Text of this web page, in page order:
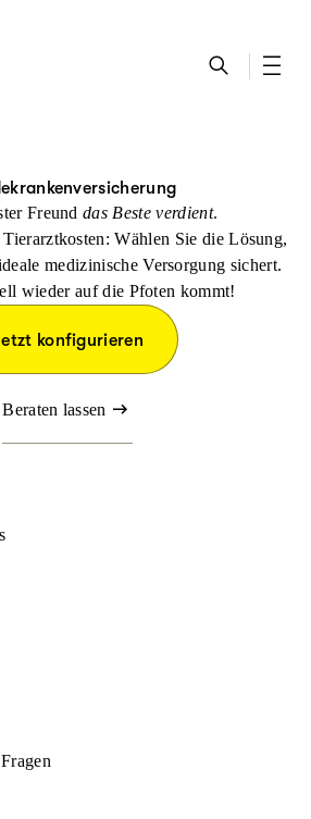
Freunddas Beste verdient.
Wählen Sie die Lösung,
medizinische Versorgung sichert.
wieder auf die Pfoten kommt!
konfigurieren
Beraten lassen